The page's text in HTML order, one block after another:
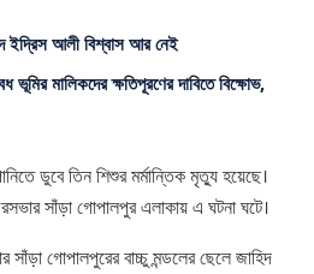
ইদ্রিস আলী বিশ্বাস আর নেই
ভূমির মালিকদের ক্ষতিপূরণের দাবিতে বিক্ষোভ,
ডুবে তিন শিশুর মর্মান্তিক মৃত্যু হয়েছে।
সাঁড়া গোপালপুর এলাকায় এ ঘটনা ঘটে।
গোপালপুরের বাচ্চু মন্ডলের ছেলে জাহিদ